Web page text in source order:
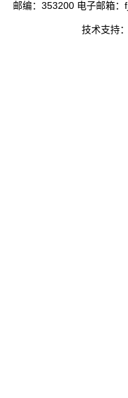
邮编：353200 电子邮箱
技术支持